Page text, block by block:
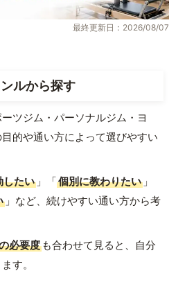
最終更新日：2026/08/07
ルから探す
ツジム・パーソナルジム・ヨ
的や通い方によって選びやすい
したい 」「個別に教わりたい 」
」など、続けやすい通い方から考
必要度 も合わせて見ると、自分
す。